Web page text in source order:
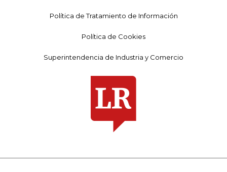
Política de Tratamiento de Información
Política de Cookies
Superintendencia de Industria y Comercio